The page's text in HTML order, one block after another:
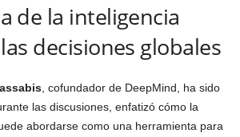
de la inteligencia
decisiones globales
, cofundador de DeepMind, ha sido
las discusiones, enfatizó cómo la
abordarse como una herramienta para